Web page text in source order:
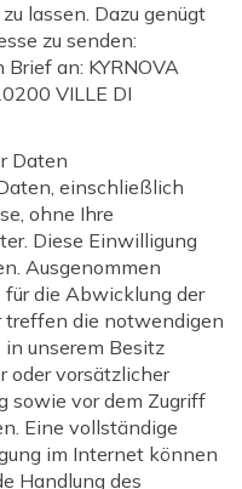
lassen. Dazu genügt
zu senden:
an: KYRNOVA
VILLE DI
Daten
einschließlich
ohne Ihre
Diese Einwilligung
Ausgenommen
die Abwicklung der
treffen die notwendigen
unserem Besitz
oder vorsätzlicher
sowie vor dem Zugriff
Eine vollständige
im Internet können
Handlung des